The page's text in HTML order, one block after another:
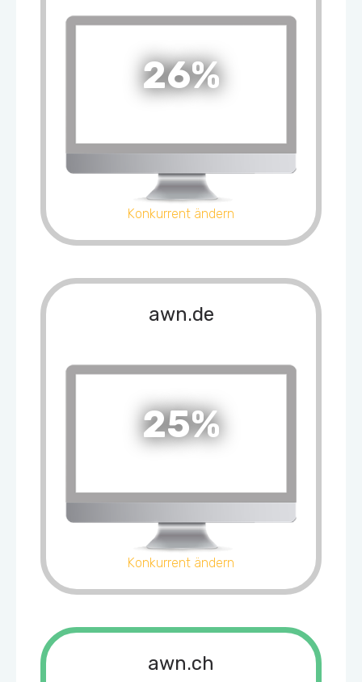
26%
Konkurrent ändern
awn.de
25%
Konkurrent ändern
awn.ch